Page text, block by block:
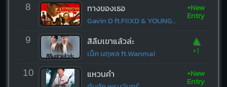
8 ทางของเธอ
Gavin D ft.FIIXD & YOUNGOHM
+New
Entry
9 สิลืมเขาแล้วล่ะ
เน็ค นฤพล ft.Wanmai
▲
+1
10 แหวนคำ +New
Entry